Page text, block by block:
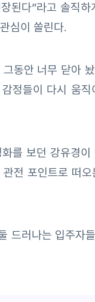
된다”라고 솔직
심이 쏠린다.
동안 너무 닫아
정들이 다시 움
를 보던 강유경
전 포인트로 떠
드러나는 입주자